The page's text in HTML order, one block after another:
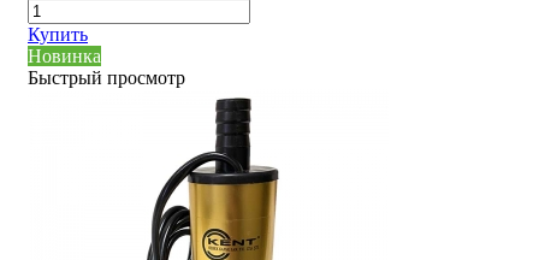
Купить
Новинка
Быстрый просмотр